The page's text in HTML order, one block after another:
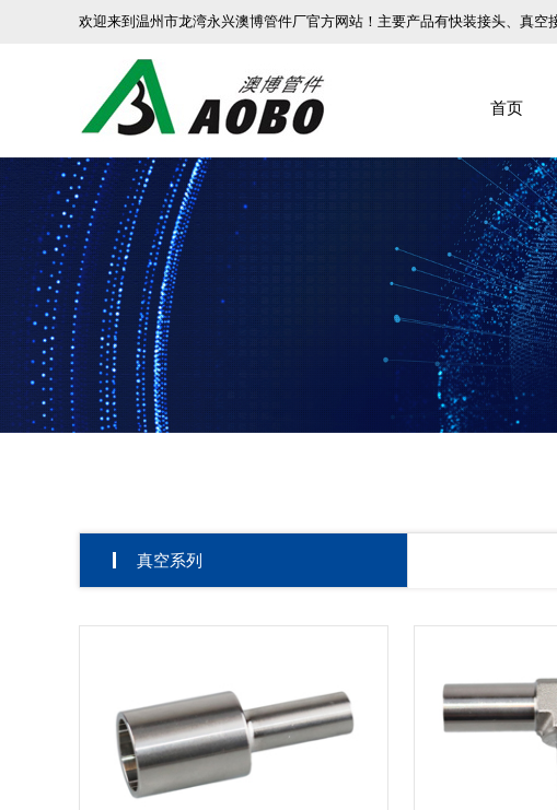
欢迎来到温州市龙湾永兴澳博管件厂官方网站！主要产品有快装接头、真空
首页
真空系列